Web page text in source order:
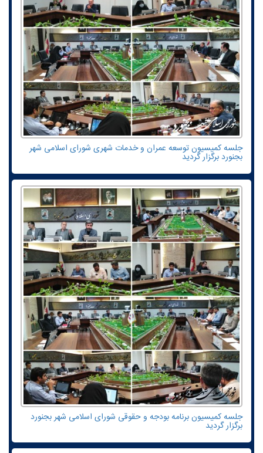
جلسه کمیسیون توسعه عمران و خدمات شهری شورای اسلامی شهر
بجنورد برگزار گردید
جلسه کمیسیون برنامه بودجه و حقوقی شورای اسلامی شهر بجنورد
برگزار گردید